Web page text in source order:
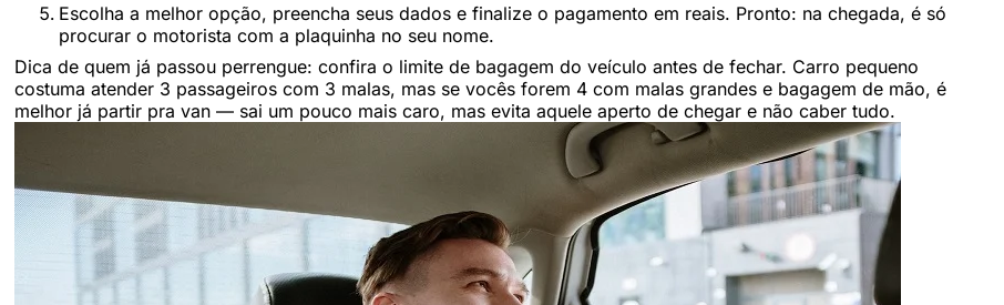
Escolha a melhor opção, preencha seus dados e finalize o pagamento em reais. Pronto: na chegada, é só
procurar o motorista com a plaquinha no seu nome.
Dica de quem já passou perrengue: confira o limite de bagagem do veículo antes de fechar. Carro pequeno
costuma atender 3 passageiros com 3 malas, mas se vocês forem 4 com malas grandes e bagagem de mão, é
melhor já partir pra van — sai um pouco mais caro, mas evita aquele aperto de chegar e não caber tudo.